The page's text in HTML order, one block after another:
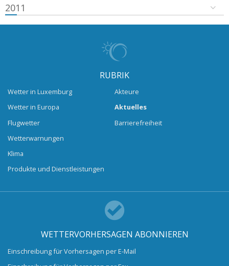
2011
RUBRIK
Wetter in Luxemburg
Wetter in Europa
Flugwetter
Wetterwarnungen
Klima
Produkte und Dienstleistungen
Akteure
Aktuelles
Barrierefreiheit
WETTERVORHERSAGEN ABONNIEREN
Einschreibung für Vorhersagen per E-Mail